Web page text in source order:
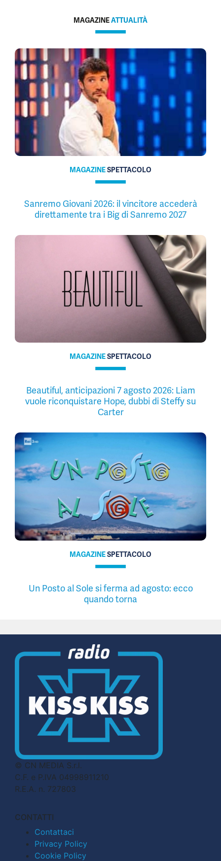
MAGAZINEATTUALITÀ
MAGAZINESPETTACOLO
Sanremo Giovani 2026: il vincitore accederà
direttamente tra i Big di Sanremo 2027
MAGAZINESPETTACOLO
Beautiful, anticipazioni 7 agosto 2026: Liam
vuole riconquistare Hope, dubbi di Steffy su
Carter
MAGAZINESPETTACOLO
Un Posto al Sole si ferma ad agosto: ecco
quando torna
© CN MEDIA S.r.l.
C.F. e P.IVA 04998911210
R.E.A. n. 727803
CONTATTI
Contattaci
Privacy Policy
Cookie Policy